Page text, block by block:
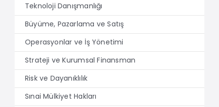
Teknoloji Danışmanlığı
Büyüme, Pazarlama ve Satış
Operasyonlar ve İş Yönetimi
Strateji ve Kurumsal Finansman
Risk ve Dayanıklılık
Sınai Mülkiyet Hakları